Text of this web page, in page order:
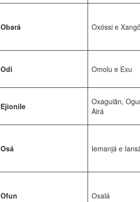
Obará Oxóssi e Xangô
Odi Omolu e Exu
Ejionile
Oxaguiãn,
Airá
Osá Iemanjá e
Ofun Oxalá